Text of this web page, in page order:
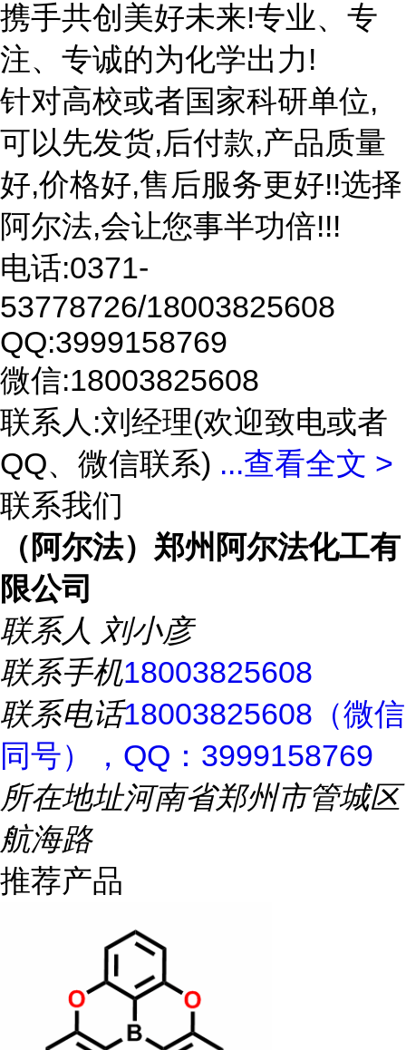
携手共创美好未来!专业、专
注、专诚的为化学出力!
针对高校或者国家科研单位,
可以先发货,后付款,产品质量
好,价格好,售后服务更好!!选择
阿尔法,会让您事半功倍!!!
电话:0371-
53778726/18003825608
QQ:3999158769
微信:18003825608
联系人:刘经理(欢迎致电或者
QQ、微信联系) ...查看全文 >
联系我们
（阿尔法）郑州阿尔法化工有
限公司
联系人 刘小彦
联系手机18003825608
联系电话18003825608（微信
同号），QQ：3999158769
所在地址河南省郑州市管城区
航海路
推荐产品